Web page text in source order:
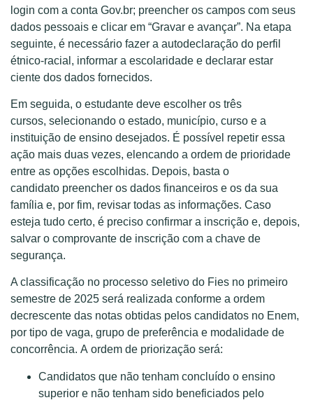
login com a conta Gov.br; preencher os campos com seus
dados pessoais e clicar em “Gravar e avançar”. Na etapa
seguinte, é necessário fazer a autodeclaração do perfil
étnico-racial, informar a escolaridade e declarar estar
ciente dos dados fornecidos.
Em seguida, o estudante deve escolher os três
cursos, selecionando o estado, município, curso e a
instituição de ensino desejados. É possível repetir essa
ação mais duas vezes, elencando a ordem de prioridade
entre as opções escolhidas. Depois, basta o
candidato preencher os dados financeiros e os da sua
família e, por fim, revisar todas as informações. Caso
esteja tudo certo, é preciso confirmar a inscrição e, depois,
salvar o comprovante de inscrição com a chave de
segurança.
A classificação no processo seletivo do Fies no primeiro
semestre de 2025 será realizada conforme a ordem
decrescente das notas obtidas pelos candidatos no Enem,
por tipo de vaga, grupo de preferência e modalidade de
concorrência. A ordem de priorização será:
Candidatos que não tenham concluído o ensino
superior e não tenham sido beneficiados pelo